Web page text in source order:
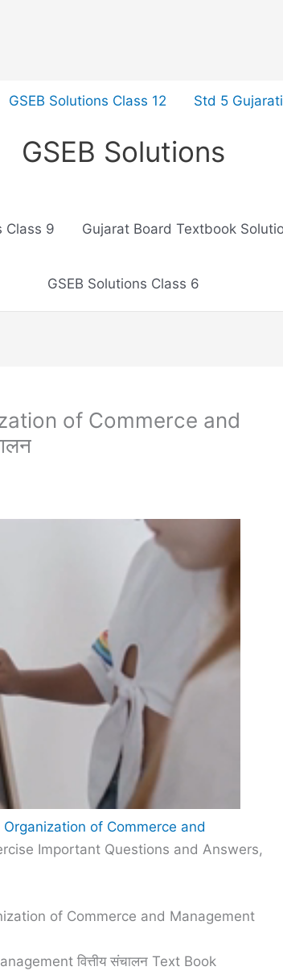
GSEB Solutions Class 12 Std 5
GSEB Solutions
Class 9 Gujarat Board Textbook
GSEB Solutions Class 6
of Commerce and
of Commerce and
Important Questions and Answers,
of Commerce and Management
वित्तीय संचालन Text Book